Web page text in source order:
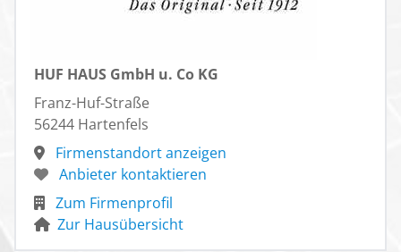
HUF HAUS GmbH u. Co KG
Franz-Huf-Straße
56244 Hartenfels
Firmenstandort anzeigen
Anbieter kontaktieren
Zum Firmenprofil
Zur Hausübersicht